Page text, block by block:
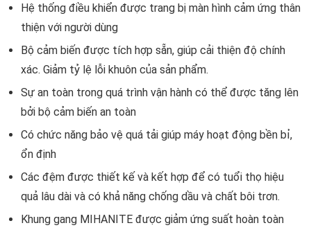
Hệ thống điều khiển được trang bị màn hình cảm ứng thân
thiện với người dùng
Bộ cảm biến được tích hợp sẵn, giúp cải thiện độ chính
xác. Giảm tỷ lệ lỗi khuôn của sản phẩm.
Sự an toàn trong quá trình vận hành có thể được tăng lên
bởi bộ cảm biến an toàn
Có chức năng bảo vệ quá tải giúp máy hoạt động bền bỉ,
ổn định
Các đệm được thiết kế và kết hợp để có tuổi thọ hiệu
quả lâu dài và có khả năng chống dầu và chất bôi trơn.
Khung gang MIHANITE được giảm ứng suất hoàn toàn